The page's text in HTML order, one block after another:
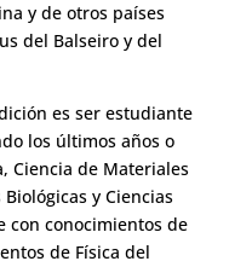
y de otros países
del Balseiro y del
es ser estudiante
los últimos años o
Ciencia de Materiales
y Ciencias
con conocimientos de
de Física del